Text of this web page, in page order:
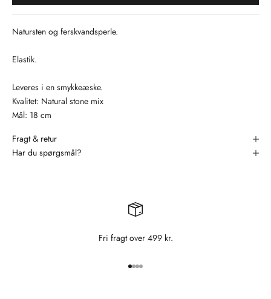
Natursten og ferskvandsperle.
Elastik.
Leveres i en smykkeæske.
Kvalitet: Natural stone mix
Mål: 18 cm
Fragt & retur
Har du spørgsmål?
Fri fragt over 499 kr.
Gå til element 1
Gå til element 2
Gå til element 3
Gå til element 4